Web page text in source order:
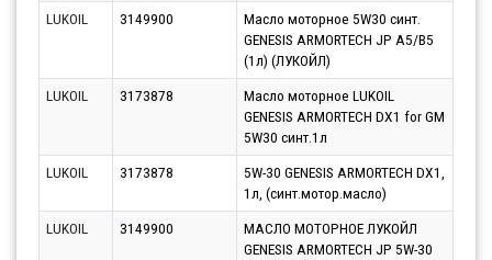
LUKOIL
3149900
Масло моторное 5W30 синт.
GENESIS ARMORTECH JP A5/B5
(1л) (ЛУКОЙЛ)
LUKOIL 3173878
Масло моторное LUKOIL
GENESIS ARMORTECH DX1 for GM
5W30 синт.1л
LUKOIL 3173878
5W-30 GENESIS ARMORTECH DX1,
1л, (синт.мотор.масло)
LUKOIL
3149900
МАСЛО МОТОРНОЕ ЛУКОЙЛ
GENESIS ARMORTECH JP 5W-30